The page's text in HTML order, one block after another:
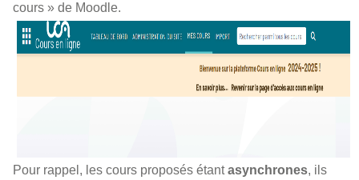
cours » de Moodle.
Pour rappel, les cours proposés étantasynchrones, ils